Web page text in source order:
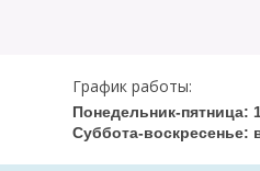
График работы:
Понедельник-пятница:
Суббота-воскресенье: